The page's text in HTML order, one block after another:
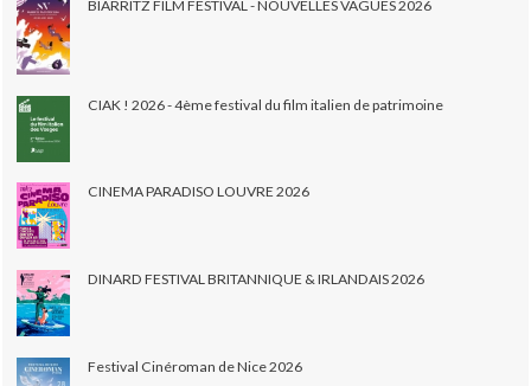
BIARRITZ FILM FESTIVAL - NOUVELLES VAGUES 2026
CIAK ! 2026 - 4ème festival du film italien de patrimoine
CINEMA PARADISO LOUVRE 2026
DINARD FESTIVAL BRITANNIQUE & IRLANDAIS 2026
Festival Cinéroman de Nice 2026